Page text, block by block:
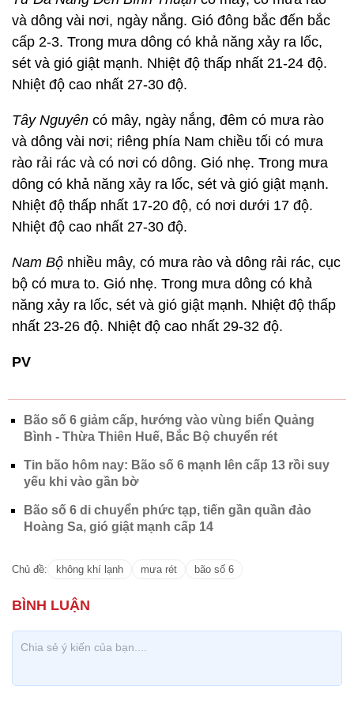
và dông vài nơi, ngày nắng. Gió đông bắc đến bắc
cấp 2-3. Trong mưa dông có khả năng xảy ra lốc,
sét và gió giật mạnh. Nhiệt độ thấp nhất 21-24 độ.
Nhiệt độ cao nhất 27-30 độ.
Tây Nguyên có mây, ngày nắng, đêm có mưa rào
và dông vài nơi; riêng phía Nam chiều tối có mưa
rào rải rác và có nơi có dông. Gió nhẹ. Trong mưa
dông có khả năng xảy ra lốc, sét và gió giật mạnh.
Nhiệt độ thấp nhất 17-20 độ, có nơi dưới 17 độ.
Nhiệt độ cao nhất 27-30 độ.
Nam Bộ nhiều mây, có mưa rào và dông rải rác, cục
bộ có mưa to. Gió nhẹ. Trong mưa dông có khả
năng xảy ra lốc, sét và gió giật mạnh. Nhiệt độ thấp
nhất 23-26 độ. Nhiệt độ cao nhất 29-32 độ.
PV
Bão số 6 giảm cấp, hướng vào vùng biển Quảng
Bình - Thừa Thiên Huế, Bắc Bộ chuyển rét
Tin bão hôm nay: Bão số 6 mạnh lên cấp 13 rồi suy
yếu khi vào gần bờ
Bão số 6 di chuyển phức tạp, tiến gần quần đảo
Hoàng Sa, gió giật mạnh cấp 14
Chủ đề: không khí lạnh mưa rét bão số 6